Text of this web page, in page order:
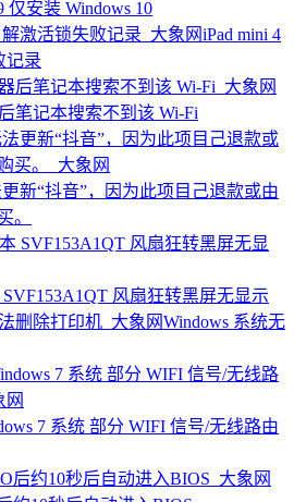
仅安装 Windows 10
iPad mini 4
记录
笔记本搜索不到该 Wi-Fi
新“抖音”，因为此项目己退款或由
。
风扇狂转黑屏无显示
Windows 系统无
7 系统 部分 WIFI 信号/无线路由